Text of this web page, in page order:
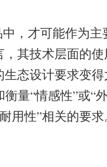
，才可能作为主
其技术层面的
态设计要求变得
量“情感性”或“
用性”相关的要求